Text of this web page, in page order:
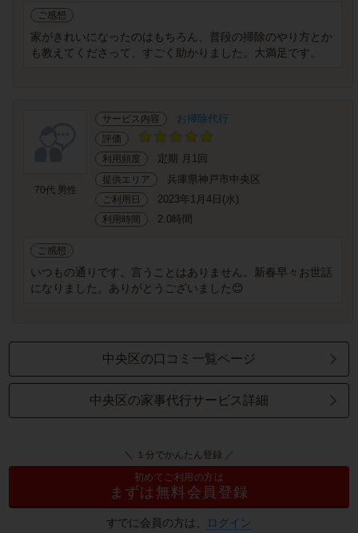
ご感想
家がきれいになったのはもちろん、普段の掃除のやり方とか
も教えてくださって、すごく助かりました。大満足です。
70代 男性
サービス内容 お掃除代行
評価
利用頻度
定期 月1回
提供エリア 兵庫県神戸市中央区
ご利用日 2023年1月4日(水)
利用時間 2.0時間
ご感想
いつもの通りです。言うことはありません。新春早々お世話
になりました。ありがとうございました😊
中央区の口コミ一覧ページ
中央区の家事代行サービス詳細
＼ １分でかんたん登録 ／
初めてご利用の方は
まずは無料会員登録
すでに会員の方は、 ログイン